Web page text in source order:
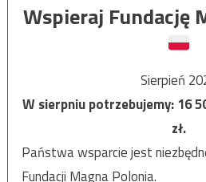
Wspieraj Fundację
Sierpień
W sierpniu potrzebujemy:16
zł.
Państwa wsparcie jest
Fundacji Magna Polonia.